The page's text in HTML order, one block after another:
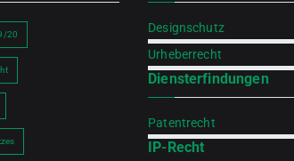
20
Designschutz
Urheberrecht
Diensterfindungen
Patentrecht
IP-Recht